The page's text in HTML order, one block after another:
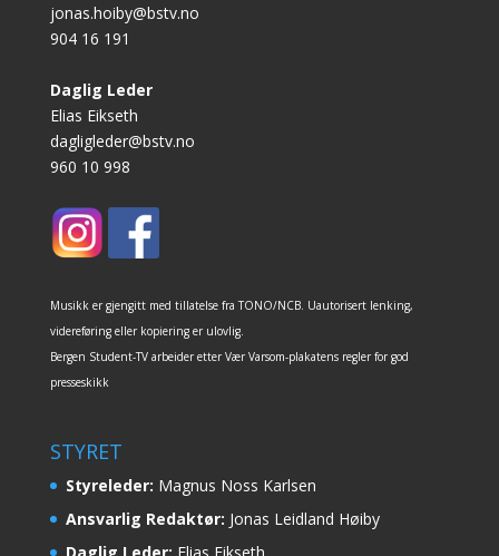
jonas.hoiby@bstv.no
904 16 191
Daglig Leder
Elias Eikseth
dagligleder@bstv.no
960 10 998
Musikk er gjengitt med tillatelse fra TONO/NCB. Uautorisert lenking,
videreføring eller kopiering er ulovlig.
Bergen Student-TV arbeider etter Vær Varsom-plakatens regler for god
presseskikk
STYRET
Styreleder: Magnus Noss Karlsen
Ansvarlig Redaktør: Jonas Leidland Høiby